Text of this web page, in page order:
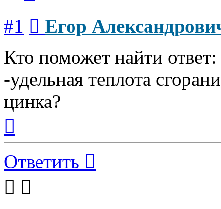
#1
Егор
Кто поможет найти ответ:
-удельная теплота
цинка?
началу
Ответить